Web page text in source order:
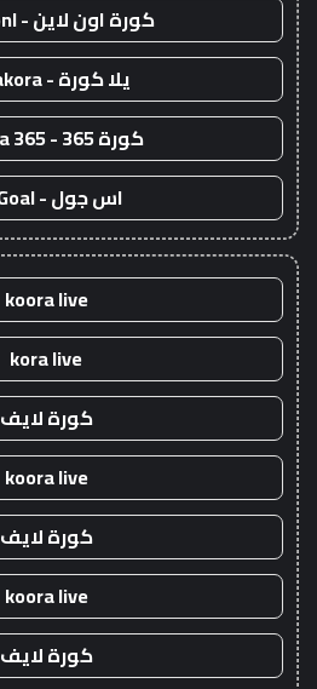
كورة اون لاين - koora onl
يلا كورة - yallakora
كورة 365 - kooora 365
اس جول - AS Goal
koora live
kora live
كورة لايف
koora live
كورة لايف
koora live
كورة لايف